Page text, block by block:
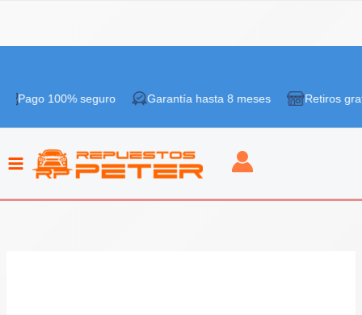
contenido
100% seguro Garantía hasta 8 meses Retiros gratis en